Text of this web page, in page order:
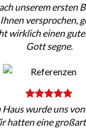
unserem ersten
versprochen,
wirklich einen
Gott segne.
Haus wurde uns
hatten eine